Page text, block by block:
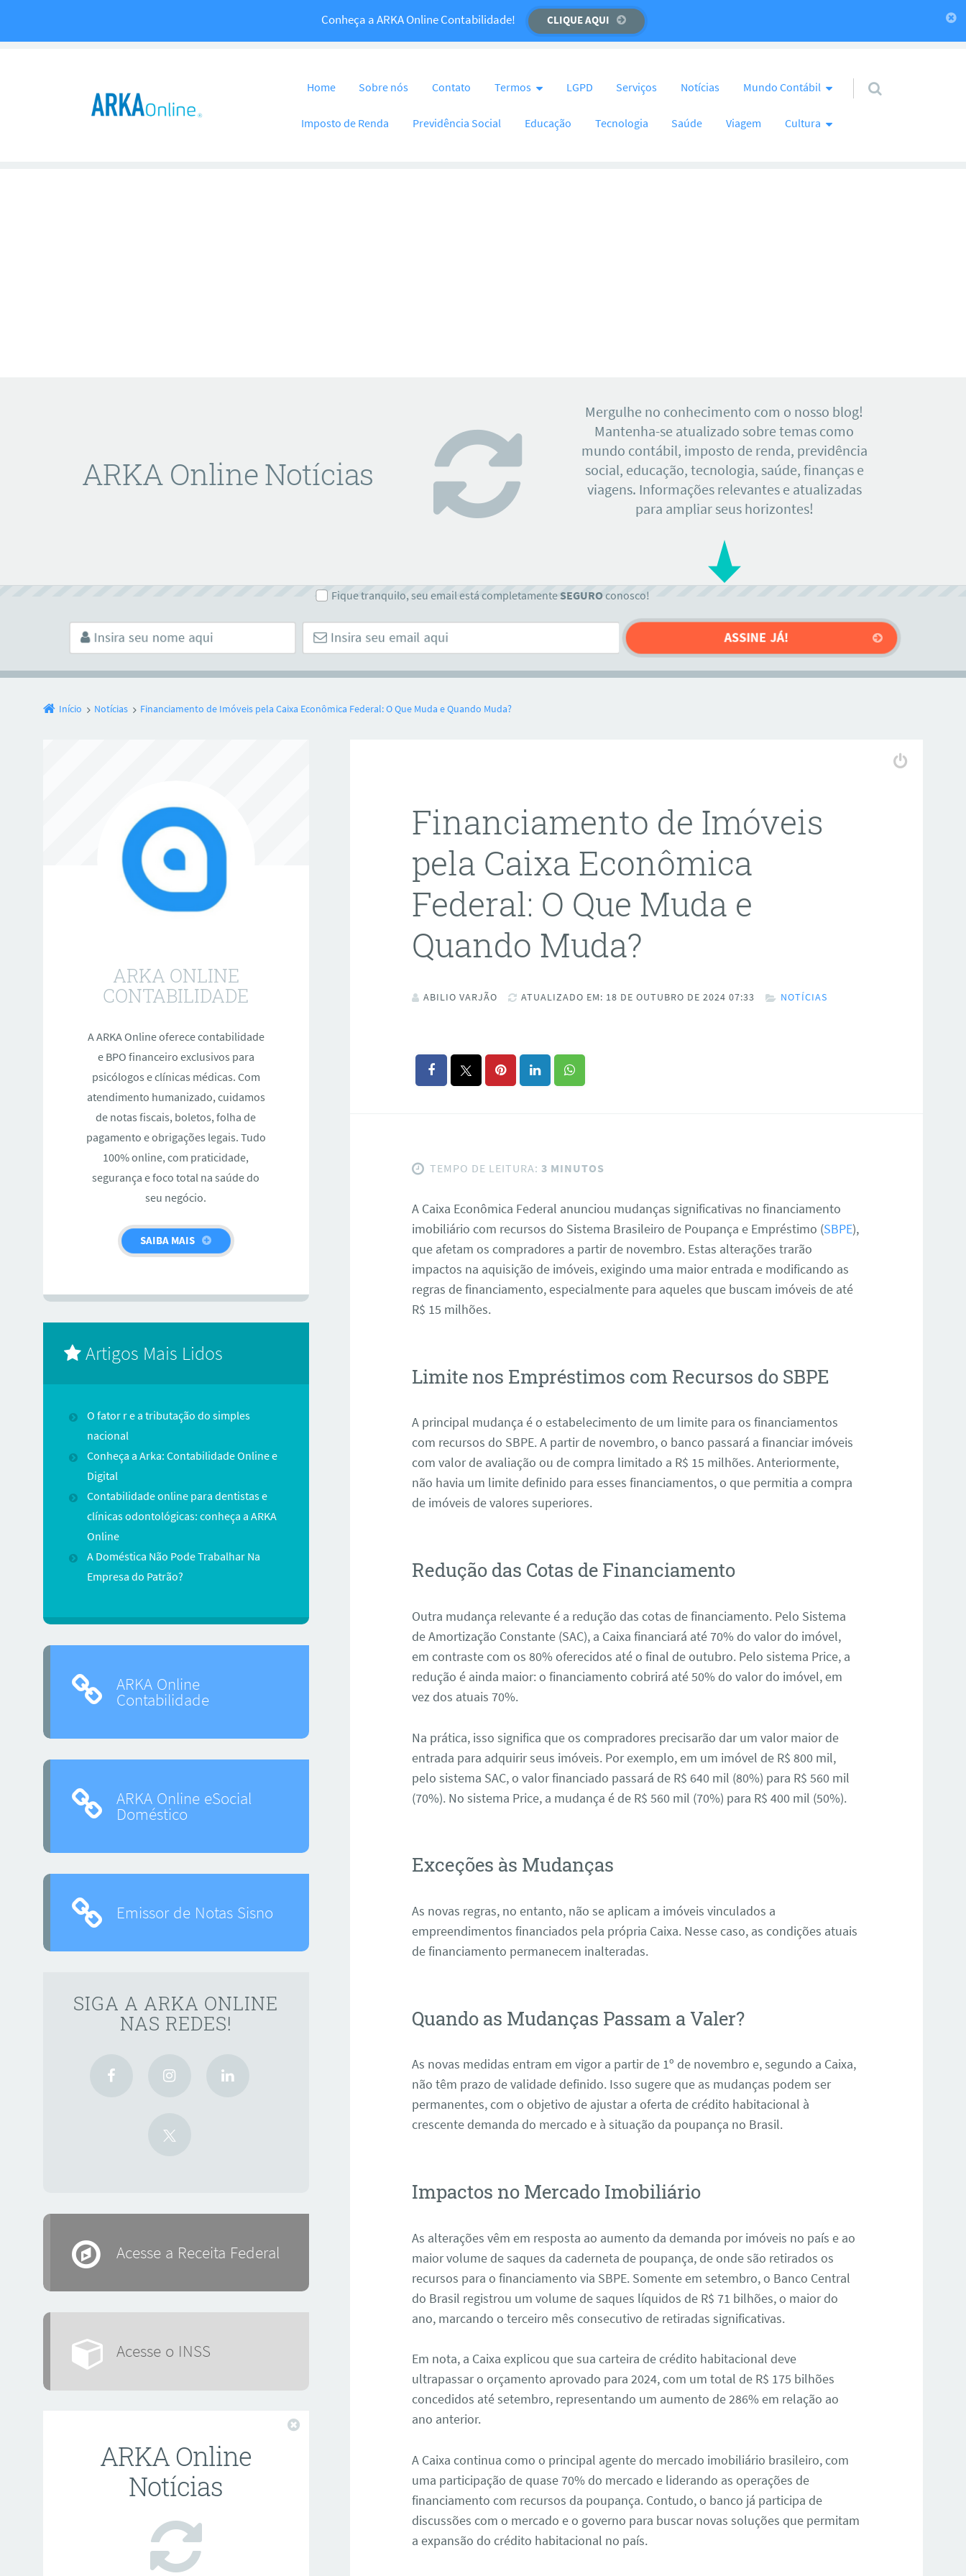
Temos um recado importante para você! CLIQUE AQUI
Conheça a ARKA Online Contabilidade! CLIQUE AQUI
Home Sobre nós Contato Termos LGPD Serviços Notícias Mundo Contábil
Imposto de Renda Previdência Social Educação Tecnologia Saúde Viagem Cultura
ARKA Online Notícias
Mergulhe no conhecimento com o nosso blog!
Mantenha-se atualizado sobre temas como
mundo contábil, imposto de renda, previdência
social, educação, tecnologia, saúde, finanças e
viagens. Informações relevantes e atualizadas
para ampliar seus horizontes!
Fique tranquilo, seu email está completamente SEGUROconosco!
Início Notícias Financiamento de Imóveis pela Caixa Econômica Federal: O Que Muda e Quando Muda?
Financiamento de Imóveis
pela Caixa Econômica
Federal: O Que Muda e
Quando Muda?
ABILIO VARJÃO ATUALIZADO EM: 18 DE OUTUBRO DE 2024 07:33 NOTÍCIAS
TEMPO DE LEITURA: 3 MINUTOS
A Caixa Econômica Federal anunciou mudanças significativas no financiamento
imobiliário com recursos do Sistema Brasileiro de Poupança e Empréstimo (SBPE),
que afetam os compradores a partir de novembro. Estas alterações trarão
impactos na aquisição de imóveis, exigindo uma maior entrada e modificando as
regras de financiamento, especialmente para aqueles que buscam imóveis de até
R$ 15 milhões.
Limite nos Empréstimos com Recursos do SBPE
A principal mudança é o estabelecimento de um limite para os financiamentos
com recursos do SBPE. A partir de novembro, o banco passará a financiar imóveis
com valor de avaliação ou de compra limitado a R$ 15 milhões. Anteriormente,
não havia um limite definido para esses financiamentos, o que permitia a compra
de imóveis de valores superiores.
Redução das Cotas de Financiamento
Outra mudança relevante é a redução das cotas de financiamento. Pelo Sistema
de Amortização Constante (SAC), a Caixa financiará até 70% do valor do imóvel,
em contraste com os 80% oferecidos até o final de outubro. Pelo sistema Price, a
redução é ainda maior: o financiamento cobrirá até 50% do valor do imóvel, em
vez dos atuais 70%.
Na prática, isso significa que os compradores precisarão dar um valor maior de
entrada para adquirir seus imóveis. Por exemplo, em um imóvel de R$ 800 mil,
pelo sistema SAC, o valor financiado passará de R$ 640 mil (80%) para R$ 560 mil
(70%). No sistema Price, a mudança é de R$ 560 mil (70%) para R$ 400 mil (50%).
Exceções às Mudanças
As novas regras, no entanto, não se aplicam a imóveis vinculados a
empreendimentos financiados pela própria Caixa. Nesse caso, as condições atuais
de financiamento permanecem inalteradas.
Quando as Mudanças Passam a Valer?
As novas medidas entram em vigor a partir de 1º de novembro e, segundo a Caixa,
não têm prazo de validade definido. Isso sugere que as mudanças podem ser
permanentes, com o objetivo de ajustar a oferta de crédito habitacional à
crescente demanda do mercado e à situação da poupança no Brasil.
Impactos no Mercado Imobiliário
As alterações vêm em resposta ao aumento da demanda por imóveis no país e ao
maior volume de saques da caderneta de poupança, de onde são retirados os
recursos para o financiamento via SBPE. Somente em setembro, o Banco Central
do Brasil registrou um volume de saques líquidos de R$ 71 bilhões, o maior do
ano, marcando o terceiro mês consecutivo de retiradas significativas.
Em nota, a Caixa explicou que sua carteira de crédito habitacional deve
ultrapassar o orçamento aprovado para 2024, com um total de R$ 175 bilhões
concedidos até setembro, representando um aumento de 286% em relação ao
ano anterior.
A Caixa continua como o principal agente do mercado imobiliário brasileiro, com
uma participação de quase 70% do mercado e liderando as operações de
financiamento com recursos da poupança. Contudo, o banco já participa de
discussões com o mercado e o governo para buscar novas soluções que permitam
a expansão do crédito habitacional no país.
ARKA ONLINE
CONTABILIDADE
A ARKA Online oferece contabilidade
e BPO financeiro exclusivos para
psicólogos e clínicas médicas. Com
atendimento humanizado, cuidamos
de notas fiscais, boletos, folha de
pagamento e obrigações legais. Tudo
100% online, com praticidade,
segurança e foco total na saúde do
seu negócio.
SAIBA MAIS
Artigos Mais Lidos
O fator r e a tributação do simples
nacional
Conheça a Arka: Contabilidade Online e
Digital
Contabilidade online para dentistas e
clínicas odontológicas: conheça a ARKA
Online
A Doméstica Não Pode Trabalhar Na
Empresa do Patrão?
ARKA Online
Contabilidade
ARKA Online eSocial
Doméstico
Emissor de Notas Sisno
SIGA A ARKA ONLINE
NAS REDES!
Acesse a Receita Federal
Acesse o INSS
ARKA Online
Notícias